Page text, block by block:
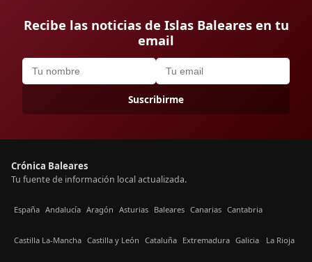
Recibe las noticias de Islas Baleares en tu
email
Suscribirme
Crónica Baleares
Tu fuente de información local actualizada.
España Andalucía Aragón Asturias Baleares Canarias Cantabria
Castilla La-Mancha Castilla y León Cataluña Extremadura Galicia La Rioja